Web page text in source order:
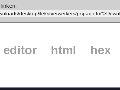
editor html
hex